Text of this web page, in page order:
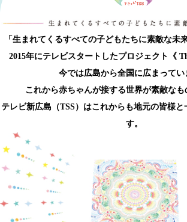
「生まれてくるすべての子どもたちに素敵な未
2015年にテレビスタートしたプロジェクト《
今では広島から全国に広まってい
これから赤ちゃんが接する世界が素敵なも
テレビ新広島（TSS）はこれからも地元の皆様と
す。